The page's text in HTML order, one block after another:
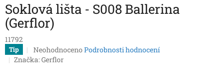
Soklová lišta - S008 Ballerina
(Gerflor)
11792
Tip
Průměrné
hodnocení
Neohodnoceno Podrobnosti hodnocení
Značka:Gerflor